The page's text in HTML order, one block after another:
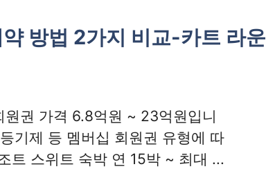
방법 2가지 비교-카트 라운
원권 가격 6.8억원 ~ 23억원입니
기제 등 멤버십 회원권 유형에 따
트 스위트 숙박 연 15박 ~ 최대 ...